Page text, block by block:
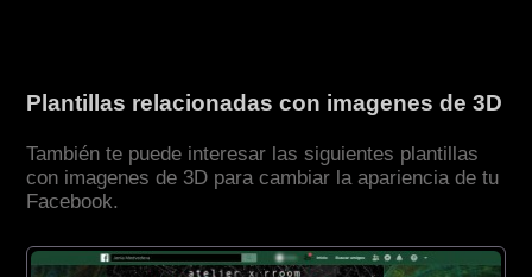
Plantillas relacionadas con imagenes de 3D
También te puede interesar las siguientes plantillas
con imagenes de 3D para cambiar la apariencia de tu
Facebook.